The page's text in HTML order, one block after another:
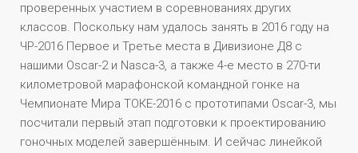
проверенных участием в соревнованиях других
классов. Поскольку нам удалось занять в 2016 году на
ЧР-2016 Первое и Третье места в Дивизионе Д8 с
нашими Oscar-2 и Nasca-3, а также 4-е место в 270-ти
километровой марафонской командной гонке на
Чемпионате Мира ТОКЕ-2016 с прототипами Oscar-3, мы
посчитали первый этап подготовки к проектированию
гоночных моделей завершённым. И сейчас линейкой